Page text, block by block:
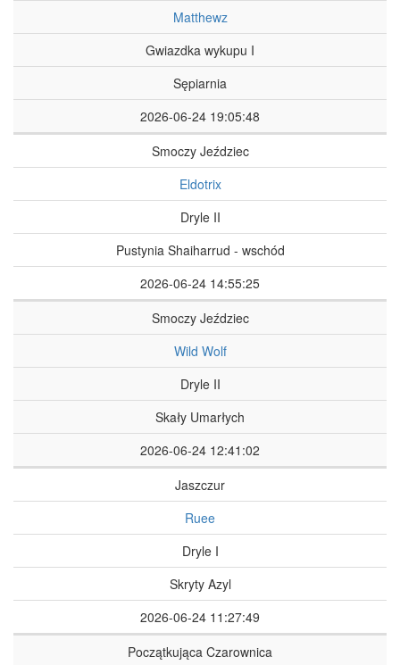
Matthewz
Gwiazdka wykupu I
Sępiarnia
2026-06-24 19:05:48
Smoczy Jeździec
Eldotrix
Dryle II
Pustynia Shaiharrud - wschód
2026-06-24 14:55:25
Smoczy Jeździec
Wild Wolf
Dryle II
Skały Umarłych
2026-06-24 12:41:02
Jaszczur
Ruee
Dryle I
Skryty Azyl
2026-06-24 11:27:49
Początkująca Czarownica